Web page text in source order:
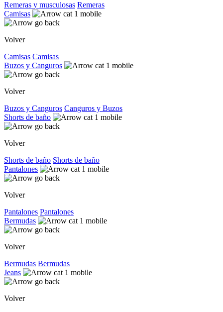
Remeras y musculosas Remeras
Camisas
Volver
Camisas Camisas
Buzos y Canguros
Volver
Buzos y Canguros Canguros y Buzos
Shorts de baño
Volver
Shorts de baño Shorts de baño
Pantalones
Volver
Pantalones Pantalones
Bermudas
Volver
Bermudas Bermudas
Jeans
Volver